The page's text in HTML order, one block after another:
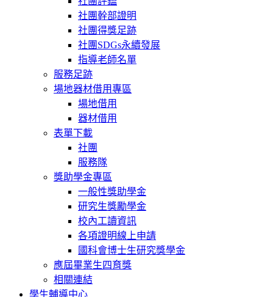
社團幹部證明
社團得獎足跡
社團SDGs永續發展
指導老師名單
服務足跡
場地器材借用專區
場地借用
器材借用
表單下載
社團
服務隊
獎助學金專區
一般性獎助學金
研究生獎勵學金
校內工讀資訊
各項證明線上申請
國科會博士生研究獎學金
應屆畢業生四育獎
相關連結
學生輔導中心